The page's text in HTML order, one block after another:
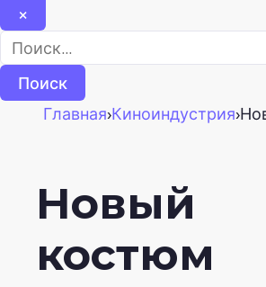
×
Найти:
Главная›Киноиндустрия›
Новый
костюм